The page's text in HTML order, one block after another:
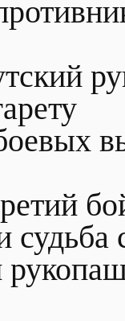
судьба